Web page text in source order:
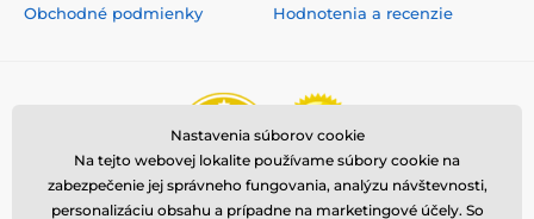
Obchodné podmienky
Hodnotenia a recenzie
Nastavenia súborov cookie
Na tejto webovej lokalite používame súbory cookie na
zabezpečenie jej správneho fungovania, analýzu návštevnosti,
personalizáciu obsahu a prípadne na marketingové účely. So